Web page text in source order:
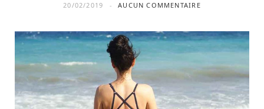
20/02/2019 AUCUN COMMENTAIRE